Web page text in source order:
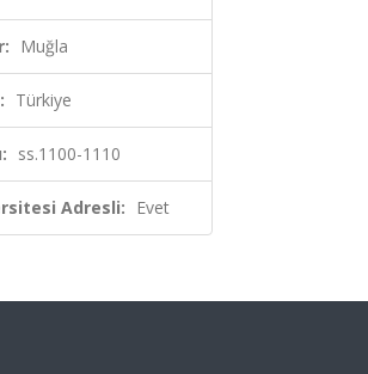
Muğla
Türkiye
ss.1100-1110
Adresli: Evet